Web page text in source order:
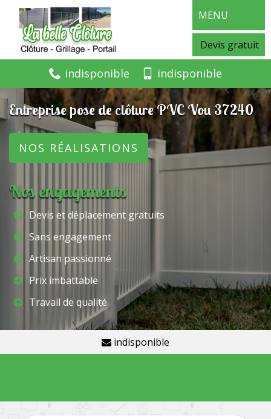
MENU
Devis gratuit
indisponible indisponible
Entreprise pose de clôture PVC Vou 37240
NOS RÉALISATIONS
Nos engagements
Devis et déplacement gratuits
Sans engagement
Artisan passionné
Prix imbattable
Travail de qualité
indisponible